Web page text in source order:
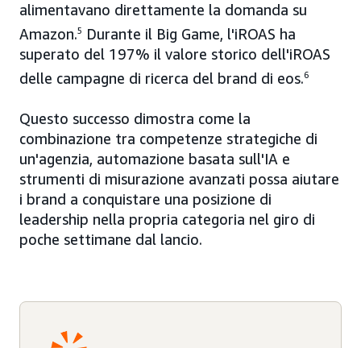
alimentavano direttamente la domanda su
Amazon.5
Durante il Big Game, l'iROAS ha
superato del 197% il valore storico dell'iROAS
delle campagne di ricerca del brand di eos.6
Questo successo dimostra come la
combinazione tra competenze strategiche di
un'agenzia, automazione basata sull'IA e
strumenti di misurazione avanzati possa aiutare
i brand a conquistare una posizione di
leadership nella propria categoria nel giro di
poche settimane dal lancio.